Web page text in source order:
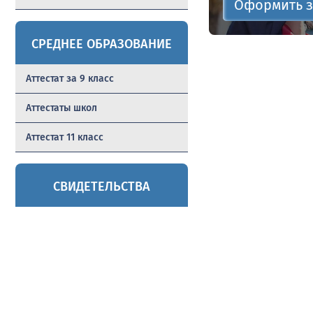
СРЕДНЕЕ ОБРАЗОВАНИЕ
Аттестат за 9 класс
Аттестаты школ
Аттестат 11 класс
СВИДЕТЕЛЬСТВА
Оформить